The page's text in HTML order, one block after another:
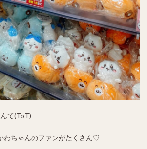
て(ToT)
わちゃんのファンがたくさん♡